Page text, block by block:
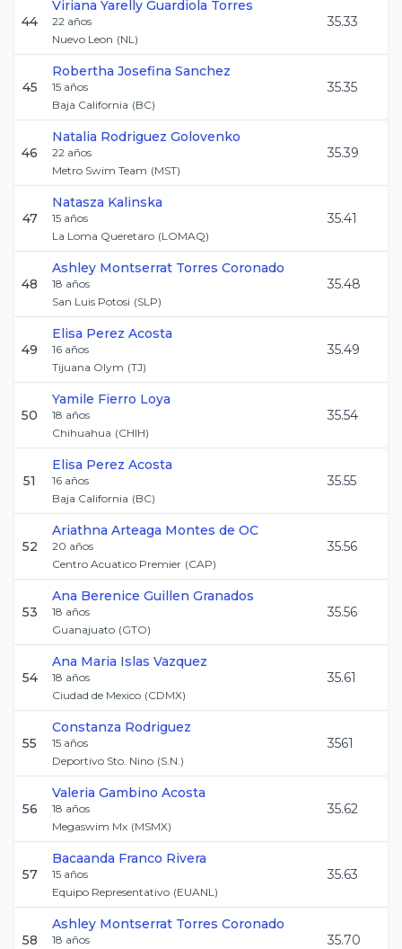
44
Viriana Yarelly Guardiola Torres
22 años
Nuevo Leon (NL)
35.33
45
Robertha Josefina Sanchez
15 años
Baja California (BC)
35.35
46
Natalia Rodriguez Golovenko
22 años
Metro Swim Team (MST)
35.39
47
Natasza Kalinska
15 años
La Loma Queretaro (LOMAQ)
35.41
48
Ashley Montserrat Torres Coronado
18 años
San Luis Potosi (SLP)
35.48
49
Elisa Perez Acosta
16 años
Tijuana Olym (TJ)
35.49
50
Yamile Fierro Loya
18 años
Chihuahua (CHIH)
35.54
51
Elisa Perez Acosta
16 años
Baja California (BC)
35.55
52
Ariathna Arteaga Montes de OC
20 años
Centro Acuatico Premier (CAP)
35.56
53
Ana Berenice Guillen Granados
18 años
Guanajuato (GTO)
35.56
54
Ana Maria Islas Vazquez
18 años
Ciudad de Mexico (CDMX)
35.61
55
Constanza Rodriguez
15 años
Deportivo Sto. Nino (S.N.)
3561
56
Valeria Gambino Acosta
18 años
Megaswim Mx (MSMX)
35.62
57
Bacaanda Franco Rivera
15 años
Equipo Representativo (EUANL)
35.63
58
Ashley Montserrat Torres Coronado
18 años
35.70